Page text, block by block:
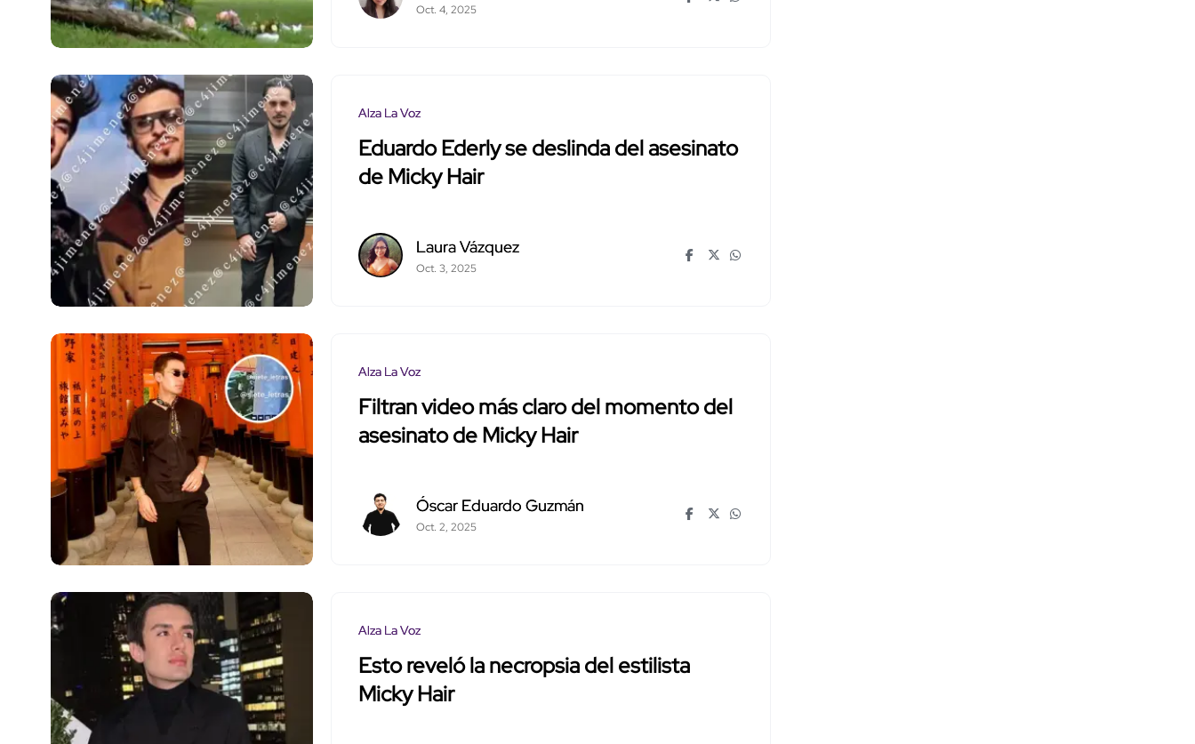
Oct. 4, 2025
Alza La Voz
Eduardo Ederly se deslinda del asesinato
de Micky Hair
Laura Vázquez
Oct. 3, 2025
Alza La Voz
Filtran video más claro del momento del
asesinato de Micky Hair
Óscar Eduardo Guzmán
Oct. 2, 2025
Alza La Voz
Esto reveló la necropsia del estilista
Micky Hair